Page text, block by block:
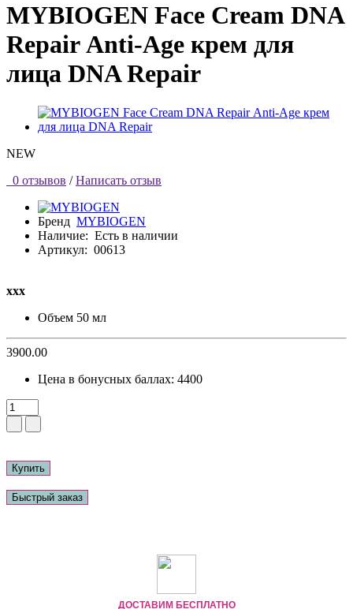
MYBIOGEN Face Cream DNA
Repair Аnti-Age крем для
лица DNA Repair
NEW
0 отзывов / Написать отзыв
Бренд MYBIOGEN
Наличие: Есть в наличии
Артикул: 00613
ххх
Объем 50 мл
3900.00
Цена в бонусных баллах: 4400
Купить
Быстрый заказ
ДОСТАВИМ БЕСПЛАТНО